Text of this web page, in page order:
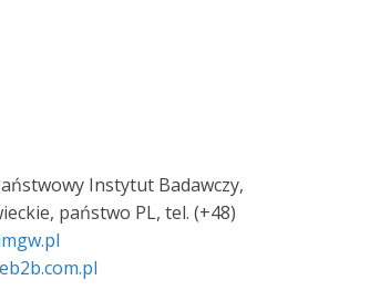
Instytut Badawczy,
państwo PL, tel. (+48)